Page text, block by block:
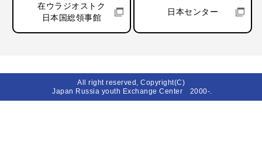
在ウラジオストク
日本国総領事館
日本センター
All right reserved, Copyright(C)
Japan Russia youth Exchange Center 2000-.